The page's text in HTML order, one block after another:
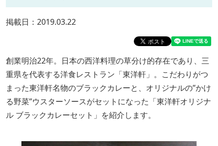
掲載日：2019.03.22
創業明治22年。日本の西洋料理の草分け的存在であり、三
重県を代表する洋食レストラン「東洋軒」。こだわりがつ
まった東洋軒名物のブラックカレーと、オリジナルの”かけ
る野菜”ウスターソースがセットになった「東洋軒オリジナ
ル ブラックカレーセット」を紹介します。